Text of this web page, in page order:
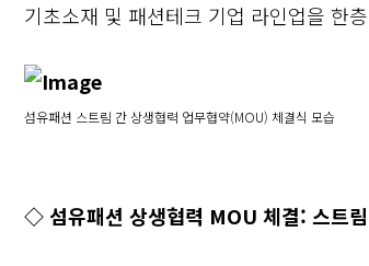
기초소재 및 패션테크 기업 라인업을 한
섬유패션 스트림 간 상생협력 업무협약(MOU) 체결식 모습
◇ 섬유패션 상생협력 MOU 체결: 스트